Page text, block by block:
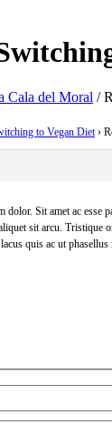
Cala del Moral /
to Vegan Diet ›
dolor. Sit amet ac esse
sit arcu. Tristique
quis ac ut